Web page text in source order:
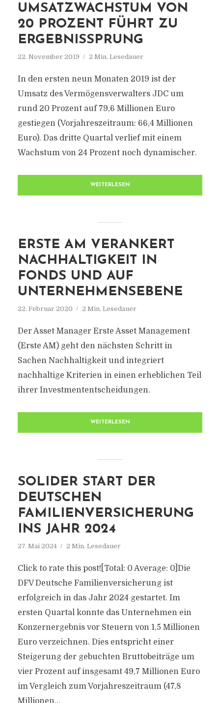
UMSATZWACHSTUM VON
20 PROZENT FÜHRT ZU
ERGEBNISSPRUNG
22. November 2019 2 Min. Lesedauer
In den ersten neun Monaten 2019 ist der
Umsatz des Vermögensverwalters JDC um
rund 20 Prozent auf 79,6 Millionen Euro
gestiegen (Vorjahreszeitraum: 66,4 Millionen
Euro). Das dritte Quartal verlief mit einem
Wachstum von 24 Prozent noch dynamischer.
WEITERLESEN
ERSTE AM VERANKERT
NACHHALTIGKEIT IN
FONDS UND AUF
UNTERNEHMENSEBENE
22. Februar 2020 2 Min. Lesedauer
Der Asset Manager Erste Asset Management
(Erste AM) geht den nächsten Schritt in
Sachen Nachhaltigkeit und integriert
nachhaltige Kriterien in einen erheblichen Teil
ihrer Investmententscheidungen.
WEITERLESEN
SOLIDER START DER
DEUTSCHEN
FAMILIENVERSICHERUNG
INS JAHR 2024
27. Mai 2024 2 Min. Lesedauer
Click to rate this post![Total: 0 Average: 0]Die
DFV Deutsche Familienversicherung ist
erfolgreich in das Jahr 2024 gestartet. Im
ersten Quartal konnte das Unternehmen ein
Konzernergebnis vor Steuern von 1,5 Millionen
Euro verzeichnen. Dies entspricht einer
Steigerung der gebuchten Bruttobeiträge um
vier Prozent auf insgesamt 49,7 Millionen Euro
im Vergleich zum Vorjahreszeitraum (47,8
Millionen...